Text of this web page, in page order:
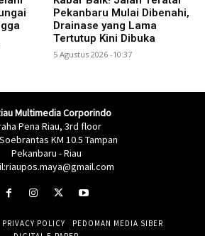
Pekanbaru Mulai Dibenahi,
Drainase yang Lama
Tertutup Kini Dibuka
5 Agustus 2026 -10:37
Multimedia Corporindo
Pena Riau, 3rd floor
KM 10.5 Tampan
Pekanbaru - Riau
PRIVACY POLICY
PEDOMAN MEDIA SIBER